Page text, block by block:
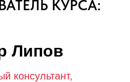
КУРСА:
Липов
консультант,